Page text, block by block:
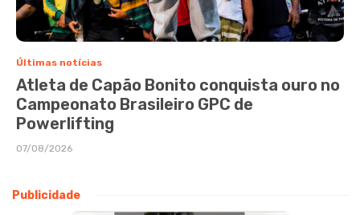
Últimas notícias
Atleta de Capão Bonito conquista ouro no
Campeonato Brasileiro GPC de
Powerlifting
07/08/2026
Publicidade